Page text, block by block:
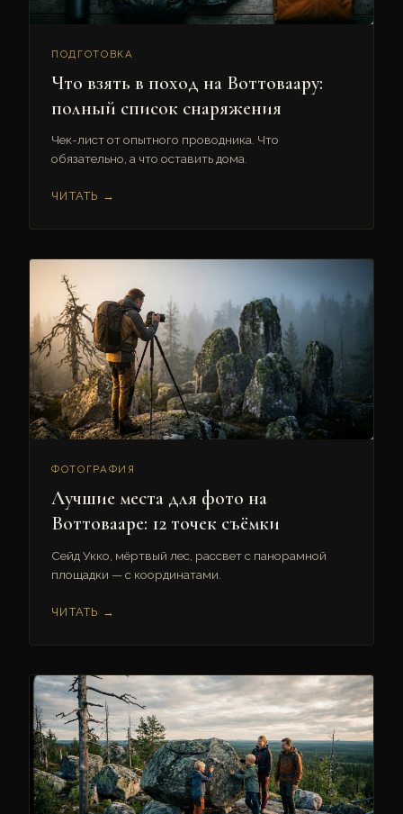
ПОДГОТОВКА
Что взять в поход на Воттоваару:
полный список снаряжения
Чек-лист от опытного проводника. Что
обязательно, а что оставить дома.
ЧИТАТЬ →
ФОТОГРАФИЯ
Лучшие места для фото на
Воттовааре: 12 точек съёмки
Сейд Укко, мёртвый лес, рассвет с панорамной
площадки — с координатами.
ЧИТАТЬ →